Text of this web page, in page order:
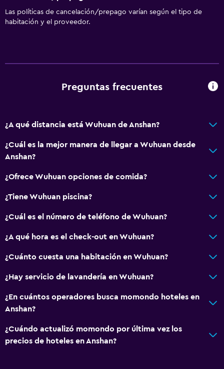
Las políticas de cancelación/prepago varían según el tipo de
habitación y el proveedor.
Preguntas frecuentes
¿A qué distancia está Wuhuan de Anshan?
¿Cuál es la mejor manera de llegar a Wuhuan desde
Anshan?
¿Ofrece Wuhuan opciones de comida?
¿Tiene Wuhuan piscina?
¿Cuál es el número de teléfono de Wuhuan?
¿A qué hora es el check-out en Wuhuan?
¿Cuánto cuesta una habitación en Wuhuan?
¿Hay servicio de lavandería en Wuhuan?
¿En cuántos operadores busca momondo hoteles en
Anshan?
¿Cuándo actualizó momondo por última vez los
precios de hoteles en Anshan?